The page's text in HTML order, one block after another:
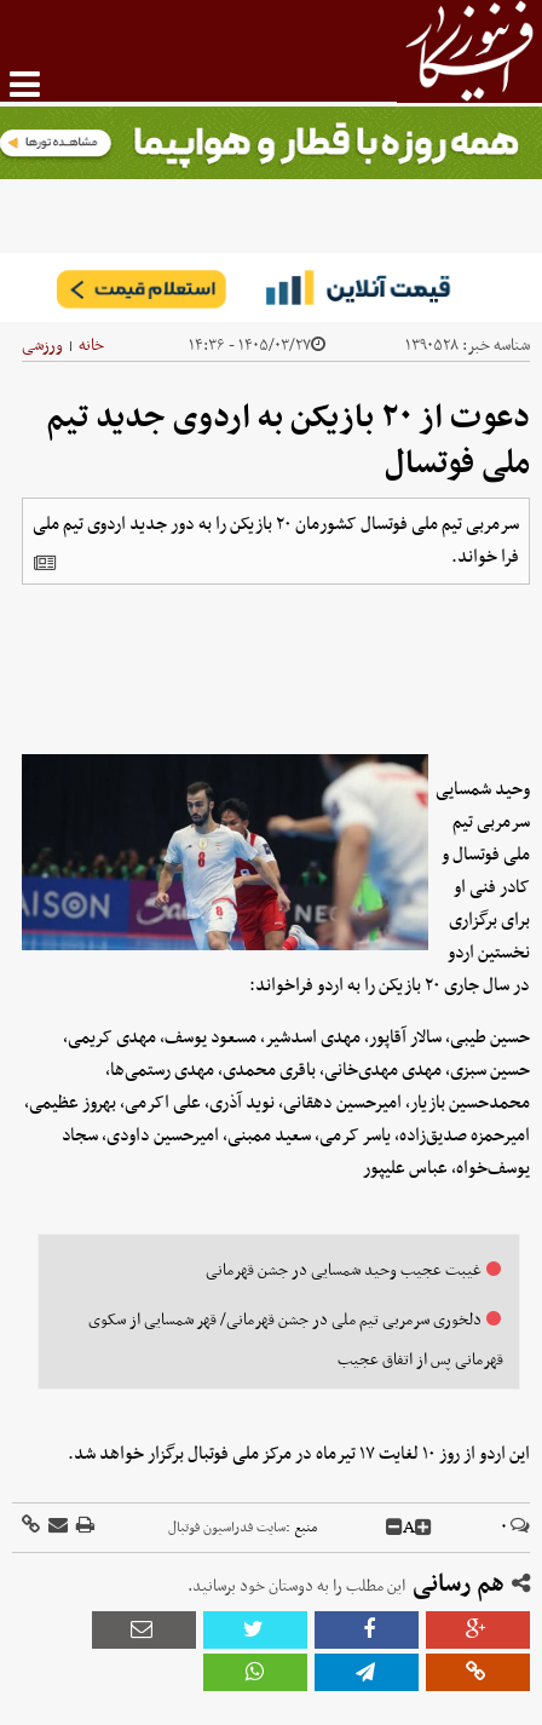
شناسه خبر:۱۳۹۰۵۲۸ ۱۴۰۵/۰۳/۲۷ - ۱۴:۳۶ خانه | ورزشی
دعوت از ۲۰ بازیکن به اردوی جدید تیم
ملی فوتسال
سرمربی تیم ملی فوتسال کشورمان ۲۰ بازیکن را به دور جدید اردوی تیم ملی
فرا خواند.
وحید شمسایی
سرمربی تیم
ملی فوتسال و
کادر فنی او
برای برگزاری
نخستین اردو
در سال جاری ۲۰ بازیکن را به اردو فراخواند:
حسین طیبی، سالار آقاپور، مهدی اسدشیر، مسعود یوسف، مهدی کریمی،
حسین سبزی، مهدی مهدی‌خانی، باقری محمدی، مهدی رستمی‌ها،
محمدحسین بازیار، امیرحسین دهقانی، نوید آذری، علی اکرمی، بهروز عظیمی،
امیرحمزه صدیق‌زاده، یاسر کرمی، سعید ممبنی، امیرحسین داودی، سجاد
یوسف‌خواه، عباس علیپور
غیبت عجیب وحید شمسایی در جشن قهرمانی
دلخوری سرمربی تیم ملی در جشن قهرمانی/ قهر شمسایی از سکوی
قهرمانی پس از اتفاق عجیب
این اردو از روز ۱۰ لغایت ۱۷ تیرماه در مرکز ملی فوتبال برگزار خواهد شد.
۰ A منبع :سایت فدراسیون فوتبال
هم رسانی این مطلب را به دوستان خود برسانید.